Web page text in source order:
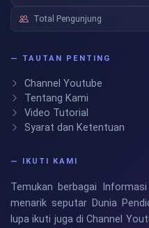
Total Pengunjung
— TAUTAN PENTING
Channel Youtube
Tentang Kami
Video Tutorial
Syarat dan Ketentuan
— IKUTI KAMI
Temukan berbagai
menarik seputar Dunia
lupa ikuti juga di Channel